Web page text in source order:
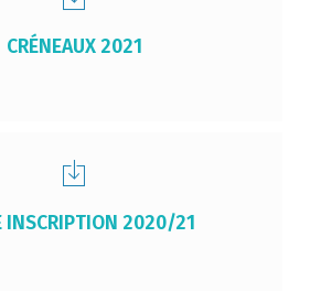
CRÉNEAUX 2021
INSCRIPTION 2020/21